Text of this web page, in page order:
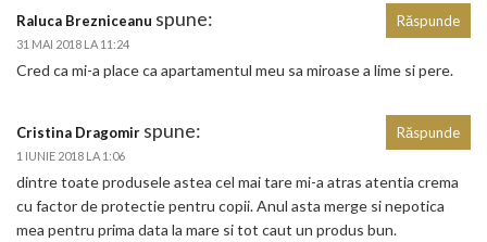
Raluca Brezniceanu spune:
31 MAI 2018 LA 11:24
Cred ca mi-a place ca apartamentul meu sa miroase a lime si pere.
Răspunde
Cristina Dragomir spune:
1 IUNIE 2018 LA 1:06
dintre toate produsele astea cel mai tare mi-a atras atentia crema
cu factor de protectie pentru copii. Anul asta merge si nepotica
mea pentru prima data la mare si tot caut un produs bun.
Răspunde